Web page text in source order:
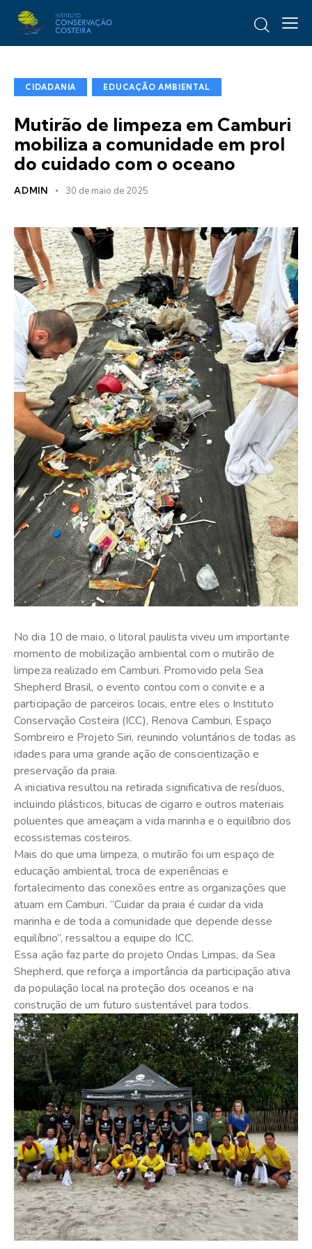
CIDADANIA EDUCAÇÃO AMBIENTAL
Mutirão de limpeza em Camburi
mobiliza a comunidade em prol
do cuidado com o oceano
ADMIN 30 de maio de 2025
No dia 10 de maio, o litoral paulista viveu um importante
momento de mobilização ambiental com o mutirão de
limpeza realizado em Camburi. Promovido pela Sea
Shepherd Brasil, o evento contou com o convite e a
participação de parceiros locais, entre eles o Instituto
Conservação Costeira (ICC), Renova Camburi, Espaço
Sombreiro e Projeto Siri, reunindo voluntários de todas as
idades para uma grande ação de conscientização e
preservação da praia.
A iniciativa resultou na retirada significativa de resíduos,
incluindo plásticos, bitucas de cigarro e outros materiais
poluentes que ameaçam a vida marinha e o equilíbrio dos
ecossistemas costeiros.
Mais do que uma limpeza, o mutirão foi um espaço de
educação ambiental, troca de experiências e
fortalecimento das conexões entre as organizações que
atuam em Camburi. “Cuidar da praia é cuidar da vida
marinha e de toda a comunidade que depende desse
equilíbrio”, ressaltou a equipe do ICC.
Essa ação faz parte do projeto Ondas Limpas, da Sea
Shepherd, que reforça a importância da participação ativa
da população local na proteção dos oceanos e na
construção de um futuro sustentável para todos.